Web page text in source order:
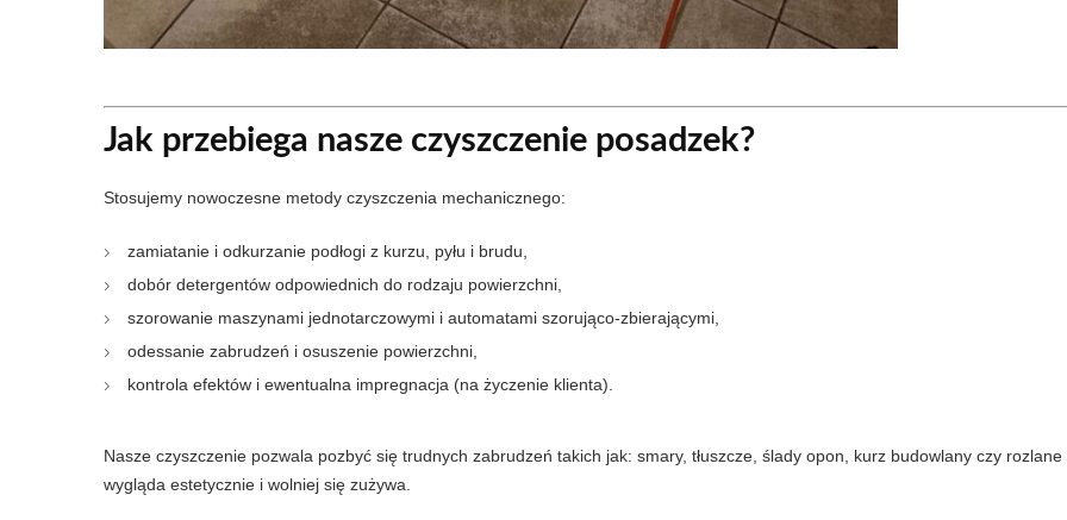
Jak przebiega nasze czyszczenie posadzek?
Stosujemy nowoczesne metody czyszczenia mechanicznego:
zamiatanie i odkurzanie podłogi z kurzu, pyłu i brudu,
dobór detergentów odpowiednich do rodzaju powierzchni,
szorowanie maszynami jednotarczowymi i automatami szorująco-zbierającymi,
odessanie zabrudzeń i osuszenie powierzchni,
kontrola efektów i ewentualna impregnacja (na życzenie klienta).
Nasze czyszczenie pozwala pozbyć się trudnych zabrudzeń takich jak: smary, tłuszcze, ślady opon, kurz budowlany czy
wygląda estetycznie i wolniej się zużywa.